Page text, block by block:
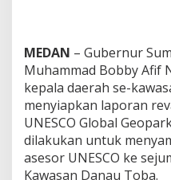
MEDAN – Gubernur
Muhammad Bobby Afif
kepala daerah se-
menyiapkan laporan
UNESCO Global
dilakukan untuk
asesor UNESCO ke
Kawasan Danau Toba.